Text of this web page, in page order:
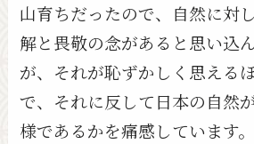
山育ちだったので、自然に対
解と畏敬の念があると思い込
が、それが恥ずかしく思える
で、それに反して日本の自然
様であるかを痛感しています。